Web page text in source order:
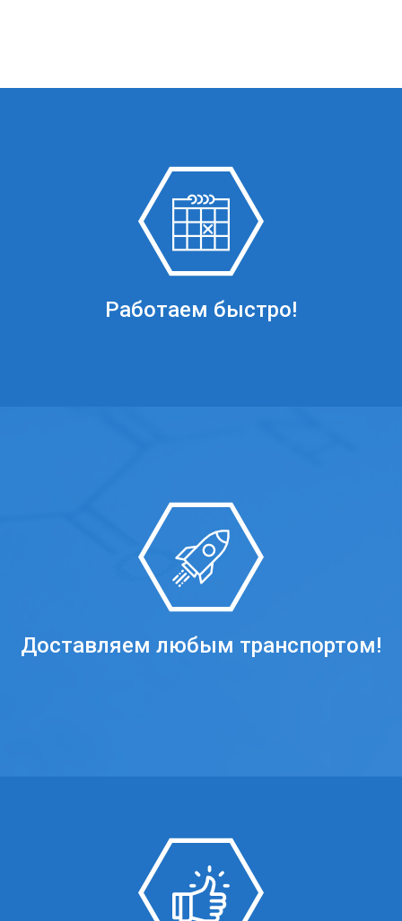
Работаем быстро!
Доставляем любым транспортом!